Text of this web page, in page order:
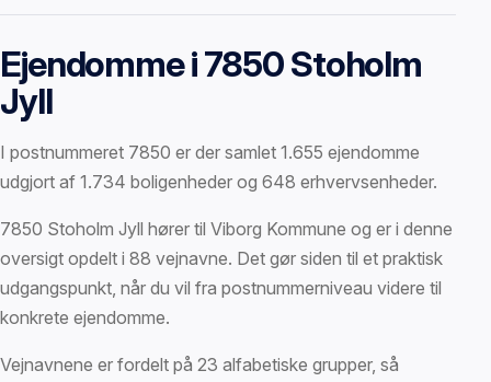
Ejendomme i 7850 Stoholm
Jyll
I postnummeret 7850 er der samlet 1.655 ejendomme
udgjort af 1.734 boligenheder og 648 erhvervsenheder.
7850 Stoholm Jyll hører til Viborg Kommune og er i denne
oversigt opdelt i 88 vejnavne. Det gør siden til et praktisk
udgangspunkt, når du vil fra postnummerniveau videre til
konkrete ejendomme.
Vejnavnene er fordelt på 23 alfabetiske grupper, så